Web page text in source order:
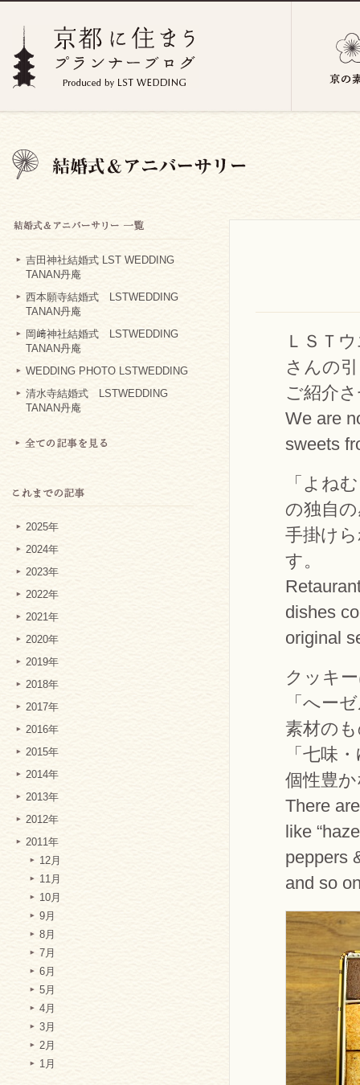
吉田神社結婚式 LST WEDDING
TANAN丹庵
西本願寺結婚式 LSTWEDDING
TANAN丹庵
岡﨑神社結婚式 LSTWEDDING
TANAN丹庵
WEDDING PHOTO LSTWEDDING
清水寺結婚式 LSTWEDDING
TANAN丹庵
2025年
2024年
2023年
2022年
2021年
2020年
2019年
2018年
2017年
2016年
2015年
2014年
2013年
2012年
2011年
12月
11月
10月
9月
8月
7月
6月
5月
4月
3月
2月
1月
ＬＳＴ
さんの
ご紹介
We are
sweets
「よね
の独自
手掛け
す。
dishes
original
クッキ
「へー
素材の
「七味
個性豊
There
like
peppers
and so